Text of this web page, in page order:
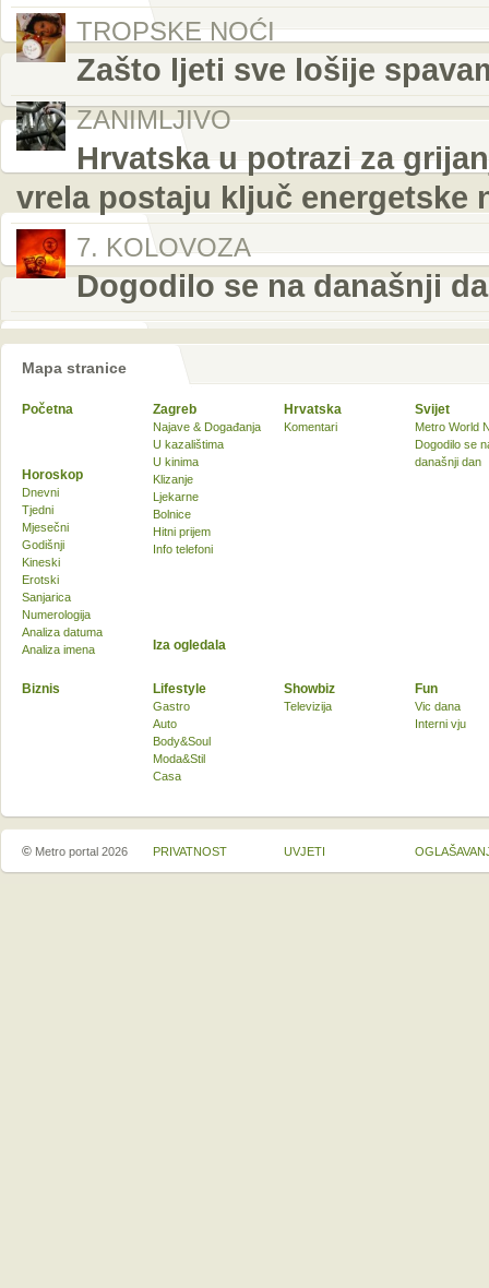
TROPSKE NOĆI
Zašto ljeti sve lošije
ZANIMLJIVO
Hrvatska u potrazi za
vrela postaju ključ energetske
7. KOLOVOZA
Dogodilo se na današnji
Mapa stranice
Početna Zagreb
Najave & Događanja
U kazalištima
U kinima
Klizanje
Ljekarne
Bolnice
Hitni prijem
Info telefoni
Hrvatska
Komentari
Svijet
Metro World
Dogodilo se
današnji dan
Biznis Lifestyle
Gastro
Auto
Body&Soul
Moda&Stil
Casa
Showbiz
Televizija
Fun
Vic dana
Interni vju
Horoskop
Dnevni
Tjedni
Mjesečni
Godišnji
Kineski
Erotski
Sanjarica
Numerologija
Analiza datuma
Analiza imena
Iza ogledala
© Metro portal 2026 PRIVATNOST UVJETI